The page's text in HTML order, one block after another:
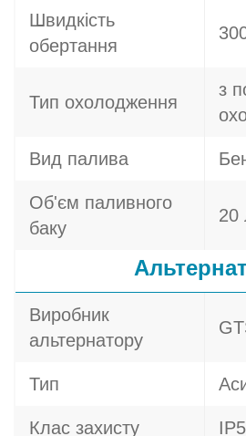
Швидкість
обертання
Тип охолодження
з
Вид палива
Об'єм паливного
баку
20
Виробник
альтернатору
Тип
Клас захисту